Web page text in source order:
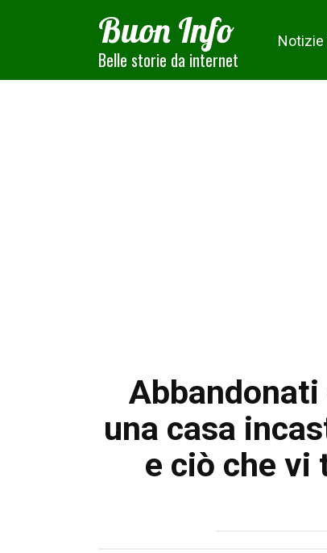
Buon Info
Belle storie da internet
una casa
e ciò che vi